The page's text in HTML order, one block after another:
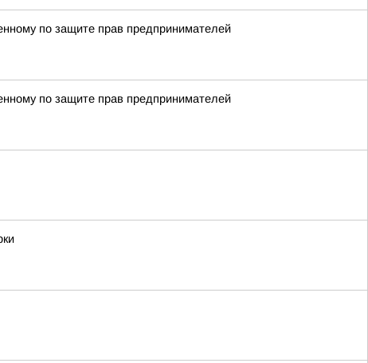
по защите прав предпринимателей
по защите прав предпринимателей